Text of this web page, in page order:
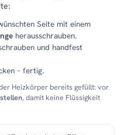
Seite mit einem
herausschrauben.
und handfest
– fertig.
Heizkörper bereits gefüllt: vor
, damit keine Flüssigkeit